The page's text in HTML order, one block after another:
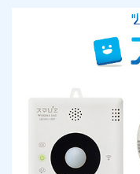
GAS得プラン
一般料金
「大阪ガスの都
トップ
「大阪ガスの電
電気料金メニュ
ガスと
ガスと
さすガねっとのメ
料金プラン
工事・開通までの
通信速度測定
キッチン
ガスコンロ
バス・洗面
修理
故障診断
定額サービス
くらしのサービ
リフォーム・リノ
リフォーム・リ
安心・安全
お手続き一覧
お客さまサポート
ショールーム
ツナガルde警報器 スマ
ご利用のお客さまへの